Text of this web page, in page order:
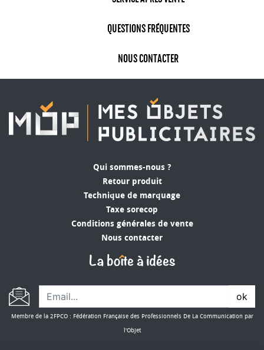
QUESTIONS FRÉQUENTES
NOUS CONTACTER
Qui sommes-nous ?
Retour produit
Technique de marquage
Taxe sorecop
Conditions générales de vente
Nous contacter
ok
Membre de la 2FPCO : Fédération Française des Professionnels De La Communication par
l'Objet